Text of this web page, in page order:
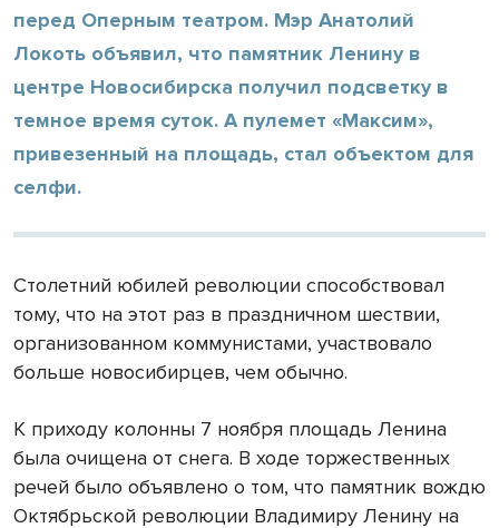
перед Оперным театром. Мэр Анатолий
Локоть объявил, что памятник Ленину в
центре Новосибирска получил подсветку в
темное время суток. А пулемет «Максим»,
привезенный на площадь, стал объектом для
селфи.
Столетний юбилей революции способствовал
тому, что на этот раз в праздничном шествии,
организованном коммунистами, участвовало
больше новосибирцев, чем обычно.
К приходу колонны 7 ноября площадь Ленина
была очищена от снега. В ходе торжественных
речей было объявлено о том, что памятник вождю
Октябрьской революции Владимиру Ленину на